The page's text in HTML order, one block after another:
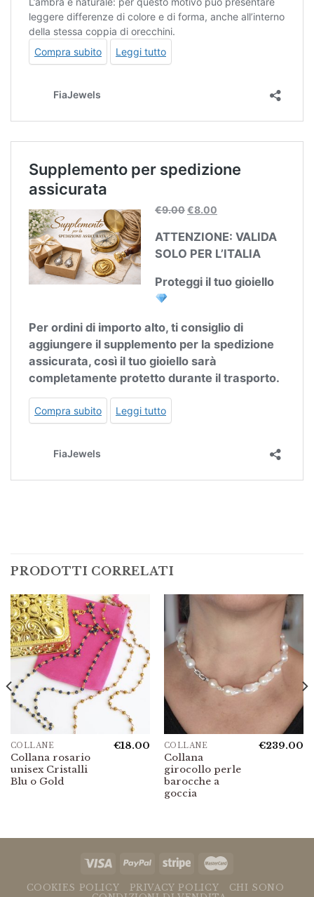
PRODOTTI CORRELATI
COLLANE
Collana rosario
unisex Cristalli
Blu o Gold
€18.00 COLLANE
Collana
girocollo perle
barocche a
goccia
€239.00
COOKIES POLICY PRIVACY POLICY
CHI SONO